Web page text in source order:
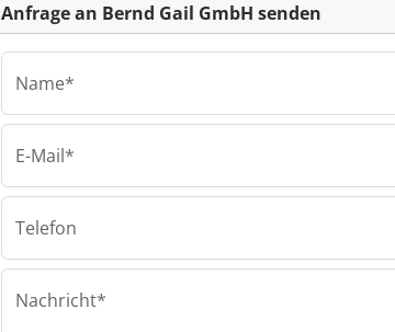
Gail GmbH
Anfrage an Bernd Gail GmbH senden
Name*
E-Mail*
Telefon
Nachricht*